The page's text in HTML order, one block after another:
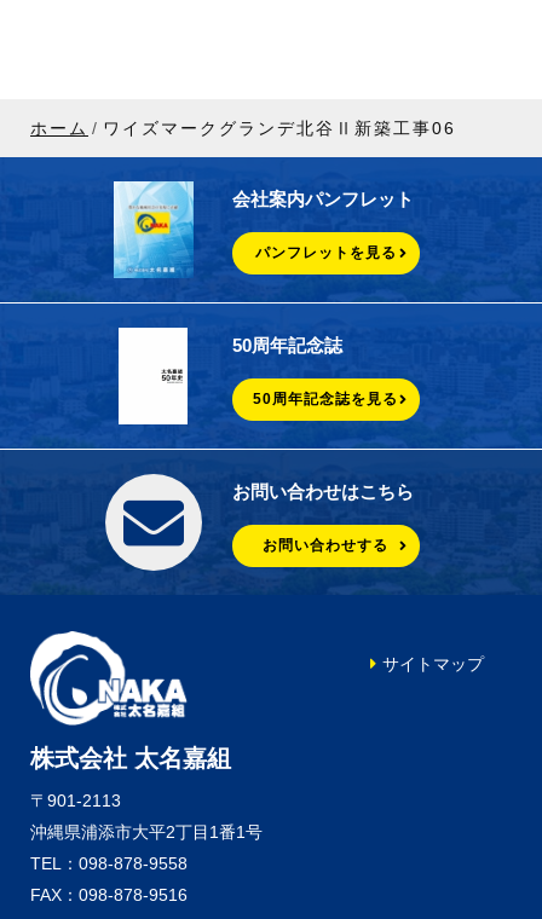
ホーム ワイズマークグランデ北谷Ⅱ新築工事06
会社案内パンフレット
パンフレットを見る
50周年記念誌
50周年記念誌を見る
お問い合わせはこちら
お問い合わせする
株式会社 太名嘉組
〒901-2113
沖縄県浦添市大平2丁目1番1号
TEL：098-878-9558
FAX：098-878-9516
サイトマップ